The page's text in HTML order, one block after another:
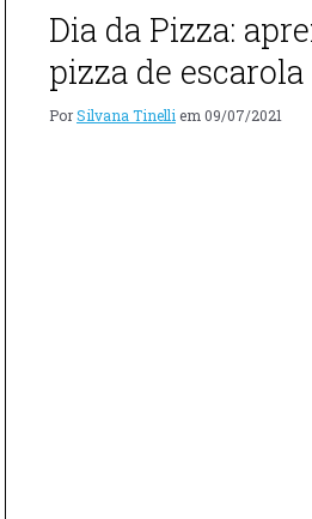
Dia da Pizza:
pizza de
PorSilvana Tinelli em 09/07/2021